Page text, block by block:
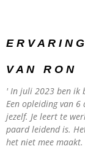
E R V A R I N G
V A N R O N
' In juli 2023 ben ik
Een opleiding van
jezelf. Je leert te
paard leidend is.
het niet mee maakt.